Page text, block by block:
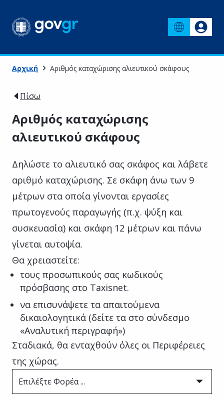
Αρχική Αριθμός καταχώρισης αλιευτικού σκάφους
Πίσω
Αριθμός καταχώρισης
αλιευτικού σκάφους
Δηλώστε το αλιευτικό σας σκάφος και λάβετε
αριθμό καταχώρισης. Σε σκάφη άνω των 9
μέτρων στα οποία γίνονται εργασίες
πρωτογενούς παραγωγής (π.χ. ψύξη και
συσκευασία) και σκάφη 12 μέτρων και πάνω
γίνεται αυτοψία.
Θα χρειαστείτε:
τους προσωπικούς σας κωδικούς
πρόσβασης στο Taxisnet.
να επισυνάψετε τα απαιτούμενα
δικαιολογητικά (δείτε τα στο σύνδεσμο
«Αναλυτική περιγραφή»)
Σταδιακά, θα ενταχθούν όλες οι Περιφέρειες
της χώρας.
Επιλέξτε Φορέα ...